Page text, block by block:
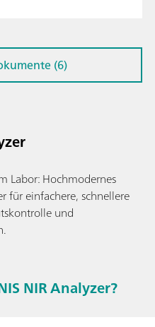
Labor: Hochmodernes
für einfachere, schnellere
und
NIR Analyzer?
(6)